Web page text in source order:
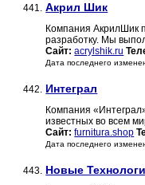
441. Акрил Шик
Компания АкрилШик
разработку. Мы
Сайт: acrylshik.ru
Дата последнего
442. Интеграл
Компания
известных во всем
Сайт: furnitura.shop
Дата последнего
443. Новые